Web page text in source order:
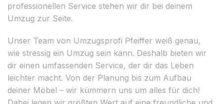
professionellen Service stehen wir dir bei deinem
Umzug zur Seite.
Unser Team von Umzugsprofi Pfeiffer weiß genau,
wie stressig ein Umzug sein kann. Deshalb bieten wir
dir einen umfassenden Service, der dir das Leben
leichter macht. Von der Planung bis zum Aufbau
deiner Möbel – wir kümmern uns um alles für dich!